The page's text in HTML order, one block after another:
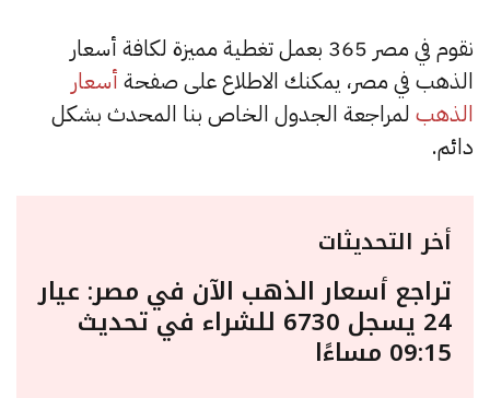
نقوم في مصر 365 بعمل تغطية مميزة لكافة أسعار
الذهب في مصر، يمكنك الاطلاع على صفحة أسعار
الذهب لمراجعة الجدول الخاص بنا المحدث بشكل
دائم.
أخر التحديثات
تراجع أسعار الذهب الآن في مصر: عيار
24 يسجل 6730 للشراء في تحديث
09:15 مساءًا